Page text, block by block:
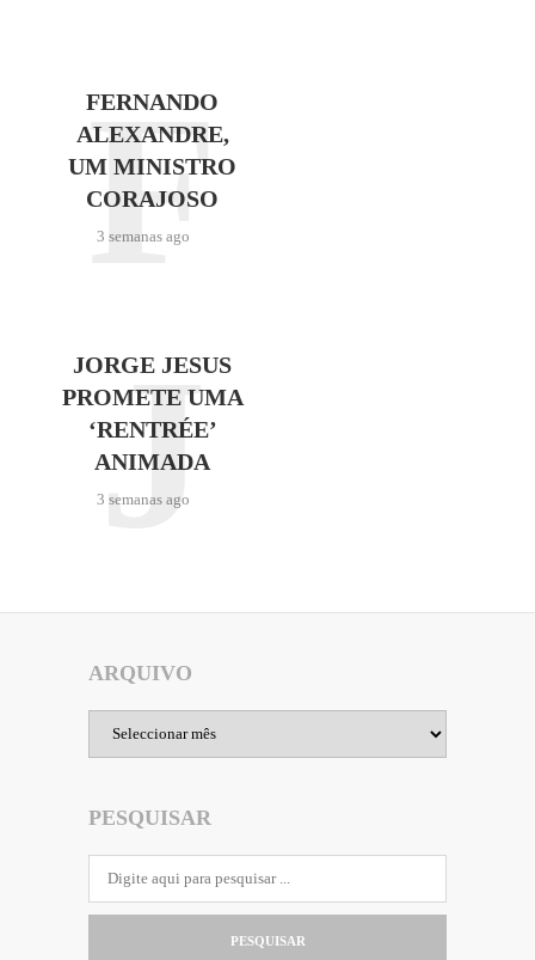
FERNANDO
ALEXANDRE,
UM MINISTRO
CORAJOSO
3 semanas ago
F
JORGE JESUS
PROMETE UMA
‘RENTRÉE’
ANIMADA
3 semanas ago
J
ARQUIVO
PESQUISAR
PESQUISAR